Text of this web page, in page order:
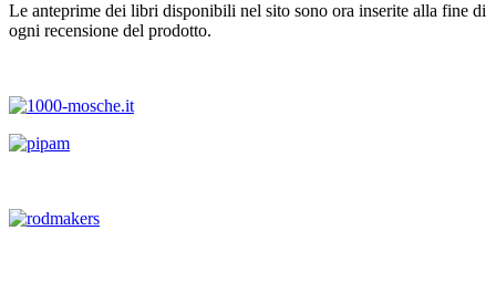
Le anteprime dei libri disponibili nel sito sono ora inserite alla fine di
ogni recensione del prodotto.